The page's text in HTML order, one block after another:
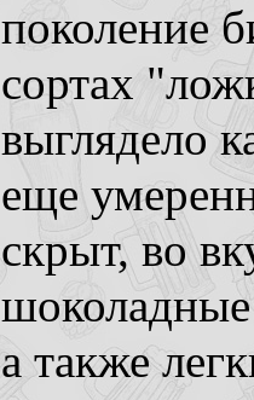
поколение
сортах
выглядело
еще
скрыт, во
а также